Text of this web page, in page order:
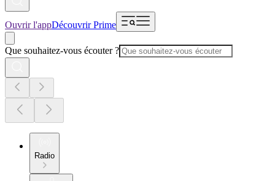
Ouvrir l'appDécouvrir Prime
Que souhaitez-vous écouter ?
Radio